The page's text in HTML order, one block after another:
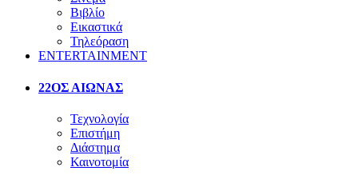
Βιβλίο
Εικαστικά
Τηλεόραση
ENTERTAINMENT
22ΟΣ ΑΙΩΝΑΣ
Τεχνολογία
Επιστήμη
Διάστημα
Καινοτομία